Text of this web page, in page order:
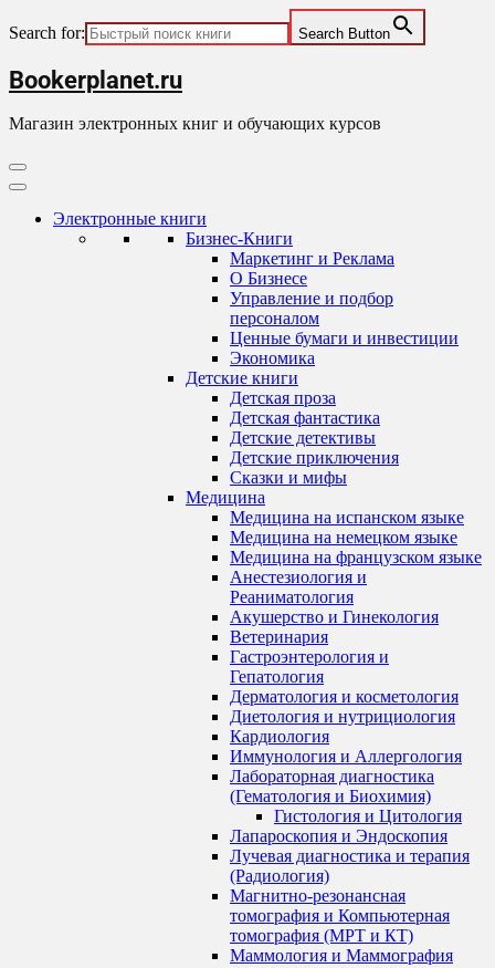
Search for: Search Button
Skip
to
content
Bookerplanet.ru
Магазин электронных книг и обучающих курсов
Primary
Menu
Электронные книги
Бизнес-Книги
Маркетинг и Реклама
О Бизнесе
Управление и подбор
персоналом
Ценные бумаги и инвестиции
Экономика
Детские книги
Детская проза
Детская фантастика
Детские детективы
Детские приключения
Сказки и мифы
Медицина
Медицина на испанском языке
Медицина на немецком языке
Медицина на французском языке
Анестезиология и
Реаниматология
Акушерство и Гинекология
Ветеринария
Гастроэнтерология и
Гепатология
Дерматология и косметология
Диетология и нутрициология
Кардиология
Иммунология и Аллергология
Лабораторная диагностика
(Гематология и Биохимия)
Гистология и Цитология
Лапароскопия и Эндоскопия
Лучевая диагностика и терапия
(Радиология)
Магнитно-резонансная
томография и Компьютерная
томография (МРТ и КТ)
Маммология и Маммография